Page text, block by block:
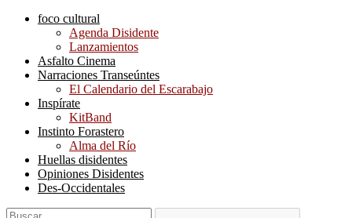
foco cultural
Agenda Disidente
Lanzamientos
Asfalto Cinema
Narraciones Transeúntes
El Calendario del Escarabajo
Inspírate
KitBand
Instinto Forastero
Alma del Río
Huellas disidentes
Opiniones Disidentes
Des-Occidentales